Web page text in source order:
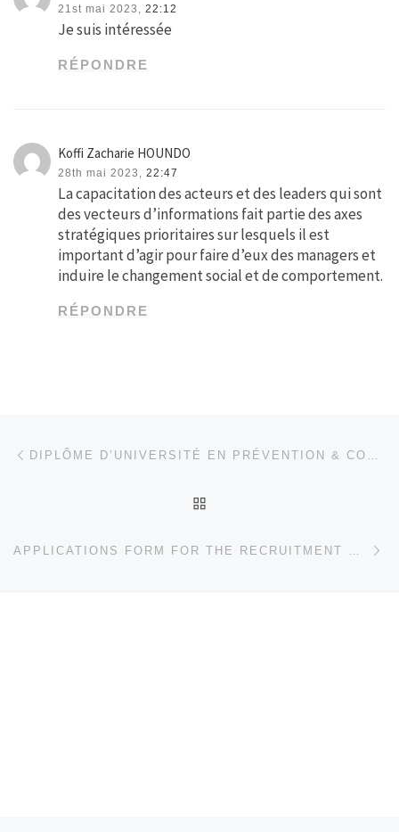
21st mai 2023, 22:12
Je suis intéressée
RÉPONDRE
Koffi Zacharie HOUNDO
28th mai 2023, 22:47
La capacitation des acteurs et des leaders qui sont
des vecteurs d’informations fait partie des axes
stratégiques prioritaires sur lesquels il est
important d’agir pour faire d’eux des managers et
induire le changement social et de comportement.
RÉPONDRE
Parcourir les articles